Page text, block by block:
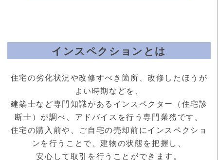
インスペクションとは
住宅の劣化状況や改修すべき箇所、改修したほうが
よい時期などを、
建築士など専門知識があるインスペクター（住宅診
断士）が調べ、アドバイスを行う専門業務です。
住宅の購入前や、ご自宅の売却前にインスペクショ
ンを行うことで、建物の状態を把握し、
安心して取引を行うことができます。